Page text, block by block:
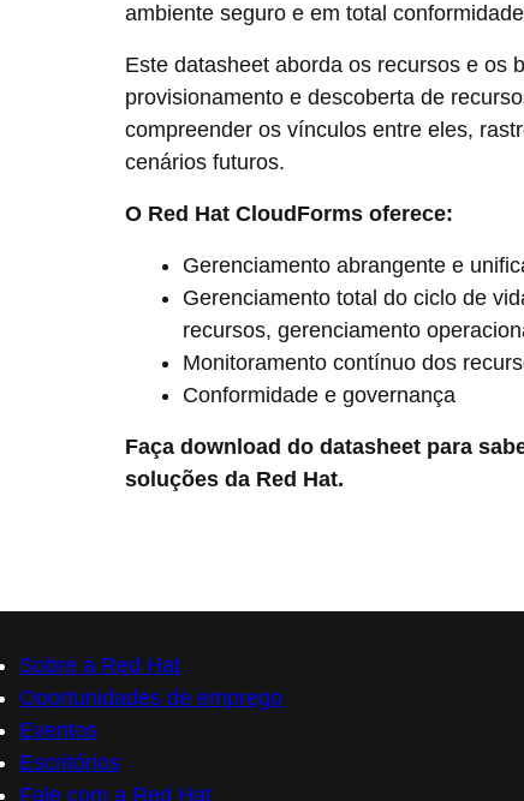
ambiente seguro e em total
Este datasheet aborda os recursos e os
provisionamento e descoberta de
compreender os vínculos entre eles,
cenários futuros.
O Red Hat CloudForms oferece:
Gerenciamento abrangente e
Gerenciamento total do ciclo de
recursos, gerenciamento
Monitoramento contínuo dos
Conformidade e governança
Faça download do datasheet para
soluções da Red Hat.
Sobre a Red Hat
Oportunidades de emprego
Eventos
Escritórios
Fale com a Red Hat